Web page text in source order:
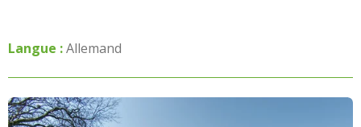
Langue :Allemand